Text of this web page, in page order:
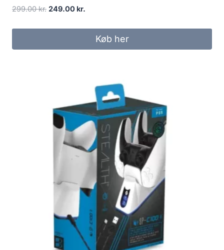
299.00kr. Original
was:
249.00 kr.
is:
249.00 kr..
Køb her